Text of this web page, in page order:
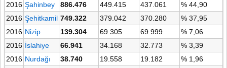
2016 Şahinbey 886.476 449.415 437.061
% 44,90
2016 Şehitkamil 749.322 379.042 370.280
% 37,95
2016 Nizip 139.304 69.305 69.999
% 7,06
2016 İslahiye 66.941 34.168 32.773
% 3,39
2016 Nurdağı 38.740 19.558 19.182
% 1,96